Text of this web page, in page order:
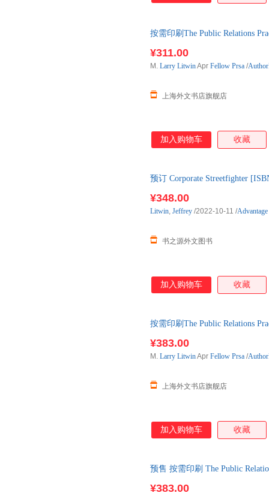
按需印刷The Public Relations
¥311.00
上海外文书店旗舰店
M. Larry LitwinApr Fellow Prsa /
加入购物车 收藏
预订 Corporate Streetfighter
¥348.00
书之源外文图书
Litwin, Jeffrey /2022-10-11 /
加入购物车 收藏
按需印刷The Public Relations
¥383.00
上海外文书店旗舰店
M. Larry LitwinApr Fellow Prsa /
加入购物车 收藏
预售 按需印刷 The Public
¥383.00